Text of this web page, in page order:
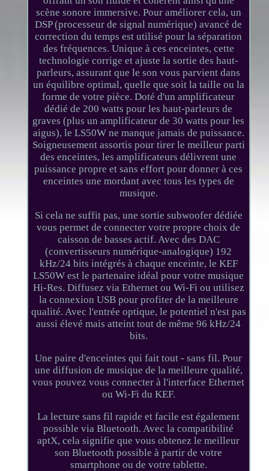
scène sonore immersive. Pour améliorer cela, un
DSP (processeur de signal numérique) avancé de
correction du temps est utilisé pour la séparation
des fréquences. Unique à ces enceintes, cette
technologie corrige et ajuste la sortie des haut-
parleurs, assurant que le son vous parvient dans
un équilibre optimal, quelle que soit la taille ou la
forme de votre pièce. Doté d'un amplificateur
dédié de 200 watts pour les haut-parleurs de
graves (plus un amplificateur de 30 watts pour les
aigus), le LS50W ne manque jamais de puissance.
Soigneusement assortis pour tirer le meilleur parti
des enceintes, les amplificateurs délivrent une
puissance propre et sans effort pour donner à ces
enceintes une mordant avec tous les types de
musique.
Si cela ne suffit pas, une sortie subwoofer dédiée
vous permet de connecter votre propre choix de
caisson de basses actif. Avec des DAC
(convertisseurs numérique-analogique) 192
kHz/24 bits intégrés à chaque enceinte, le KEF
LS50W est le partenaire idéal pour votre musique
Hi-Res. Diffusez via Ethernet ou Wi-Fi ou utilisez
la connexion USB pour profiter de la meilleure
qualité. Avec l'entrée optique, le potentiel n'est pas
aussi élevé mais atteint tout de même 96 kHz/24
bits.
Une paire d'enceintes qui fait tout - sans fil. Pour
une diffusion de musique de la meilleure qualité,
vous pouvez vous connecter à l'interface Ethernet
ou Wi-Fi du KEF.
La lecture sans fil rapide et facile est également
possible via Bluetooth. Avec la compatibilité
aptX, cela signifie que vous obtenez le meilleur
son Bluetooth possible à partir de votre
smartphone ou de votre tablette.